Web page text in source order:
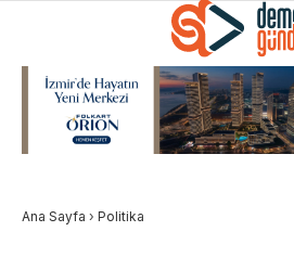
Ana Sayfa › Politika